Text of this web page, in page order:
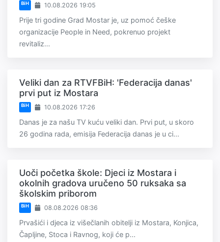
BiH 10.08.2026 19:05
Prije tri godine Grad Mostar je, uz pomoć češke
organizacije People in Need, pokrenuo projekt
revitaliz...
Veliki dan za RTVFBiH: 'Federacija danas'
prvi put iz Mostara
BiH 10.08.2026 17:26
Danas je za našu TV kuću veliki dan. Prvi put, u skoro
26 godina rada, emisija Federacija danas je u ci...
Uoči početka škole: Djeci iz Mostara i
okolnih gradova uručeno 50 ruksaka sa
školskim priborom
BiH 08.08.2026 08:36
Prvašići i djeca iz višečlanih obitelji iz Mostara, Konjica,
Čapljine, Stoca i Ravnog, koji će p...